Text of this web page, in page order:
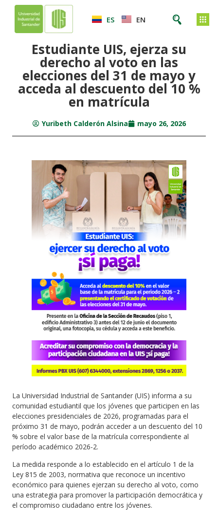
ES EN
Estudiante UIS, ejerza su
derecho al voto en las
elecciones del 31 de mayo y
acceda al descuento del 10 %
en matrícula
Yuribeth Calderón Alsina mayo 26, 2026
La Universidad Industrial de Santander (UIS) informa a su
comunidad estudiantil que los jóvenes que participen en las
elecciones presidenciales de 2026, programadas para el
próximo 31 de mayo, podrán acceder a un descuento del 10
% sobre el valor base de la matrícula correspondiente al
período académico 2026-2.
La medida responde a lo establecido en el artículo 1 de la
Ley 815 de 2003, normativa que reconoce un incentivo
económico para quienes ejerzan su derecho al voto, como
una estrategia para promover la participación democrática y
el compromiso ciudadano entre los jóvenes.